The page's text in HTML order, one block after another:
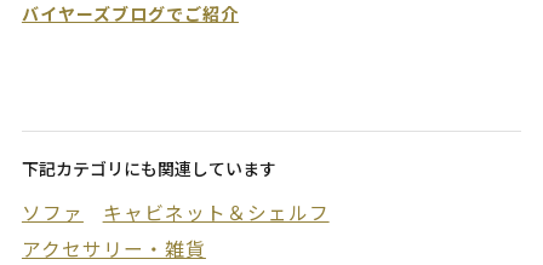
バイヤーズブログでご紹介
下記カテゴリにも関連しています
ソファ
キャビネット＆シェルフ
アクセサリー・雑貨